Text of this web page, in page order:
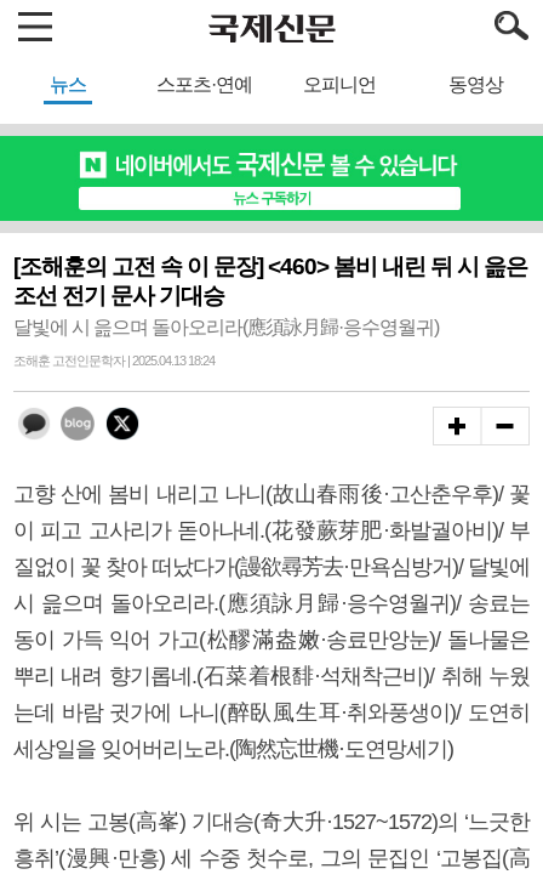
뉴스 스포츠·연예 오피니언 동영상
[조해훈의 고전 속 이 문장] <460> 봄비 내린 뒤 시 읊은
조선 전기 문사 기대승
달빛에 시 읊으며 돌아오리라(應須詠月歸·응수영월귀)
조해훈 고전인문학자 | 2025.04.13 18:24
고향 산에 봄비 내리고 나니(故山春雨後·고산춘우후)/ 꽃
이 피고 고사리가 돋아나네.(花發蕨芽肥·화발궐아비)/ 부
질없이 꽃 찾아 떠났다가(謾欲尋芳去·만욕심방거)/ 달빛에
시 읊으며 돌아오리라.(應須詠月歸·응수영월귀)/ 송료는
동이 가득 익어 가고(松醪滿盎嫩·송료만앙눈)/ 돌나물은
뿌리 내려 향기롭네.(石菜着根馡·석채착근비)/ 취해 누웠
는데 바람 귓가에 나니(醉臥風生耳·취와풍생이)/ 도연히
세상일을 잊어버리노라.(陶然忘世機·도연망세기)
위 시는 고봉(高峯) 기대승(奇大升·1527~1572)의 ‘느긋한
흥취’(漫興·만흥) 세 수중 첫수로, 그의 문집인 ‘고봉집(高